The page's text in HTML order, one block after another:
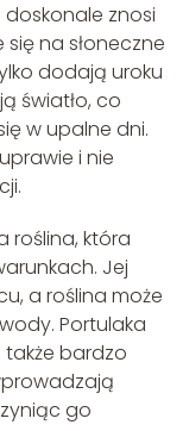
znosi
na słoneczne
dodają uroku
światło, co
w upalne dni.
i nie
roślina, która
Jej
a roślina może
Portulaka
także bardzo
go